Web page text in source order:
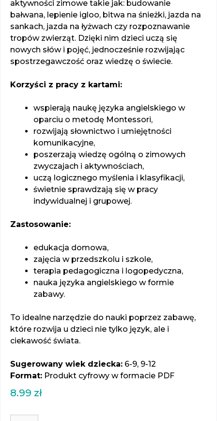
aktywności zimowe takie jak: budowanie
bałwana, lepienie igloo, bitwa na śnieżki, jazda na
sankach, jazda na łyżwach czy rozpoznawanie
tropów zwierząt. Dzięki nim dzieci uczą się
nowych słów i pojęć, jednocześnie rozwijając
spostrzegawczość oraz wiedzę o świecie.
Korzyści z pracy z kartami:
wspierają naukę języka angielskiego w
oparciu o metodę Montessori,
rozwijają słownictwo i umiejętności
komunikacyjne,
poszerzają wiedzę ogólną o zimowych
zwyczajach i aktywnościach,
uczą logicznego myślenia i klasyfikacji,
świetnie sprawdzają się w pracy
indywidualnej i grupowej.
Zastosowanie:
edukacja domowa,
zajęcia w przedszkolu i szkole,
terapia pedagogiczna i logopedyczna,
nauka języka angielskiego w formie
zabawy.
To idealne narzędzie do nauki poprzez zabawę,
które rozwija u dzieci nie tylko język, ale i
ciekawość świata.
Sugerowany wiek dziecka: 6-9, 9-12
Format: Produkt cyfrowy w formacie PDF
8.99 zł